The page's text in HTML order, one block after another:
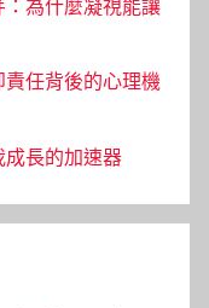
為什麼凝視能讓
任背後的心理機
長的加速器